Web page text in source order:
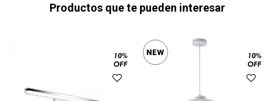
Productos que te pueden interesar